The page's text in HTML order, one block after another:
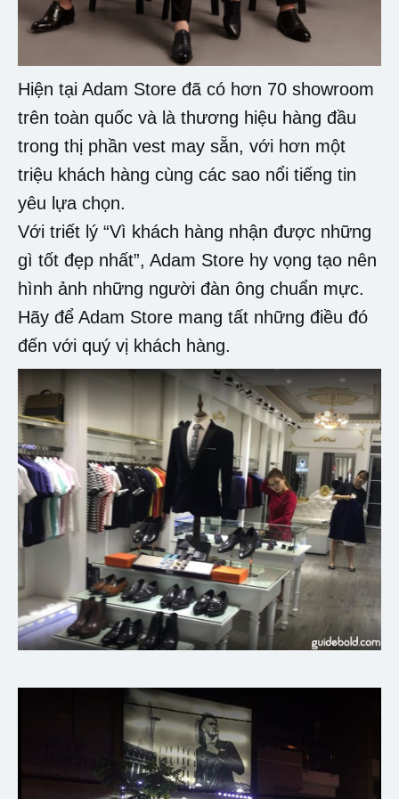
Hiện tại Adam Store đã có hơn 70 showroom
trên toàn quốc và là thương hiệu hàng đầu
trong thị phần vest may sẵn, với hơn một
triệu khách hàng cùng các sao nổi tiếng tin
yêu lựa chọn.
Với triết lý “Vì khách hàng nhận được những
gì tốt đẹp nhất”, Adam Store hy vọng tạo nên
hình ảnh những người đàn ông chuẩn mực.
Hãy để Adam Store mang tất những điều đó
đến với quý vị khách hàng.